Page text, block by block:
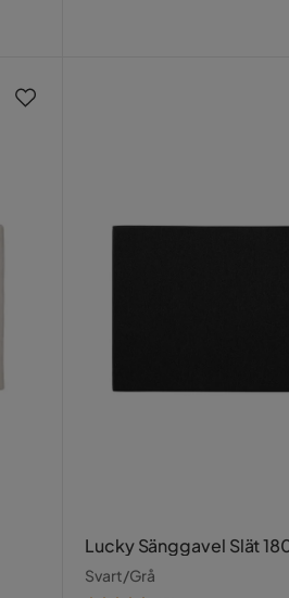
Lucky Sänggavel Slät
Svart/Grå